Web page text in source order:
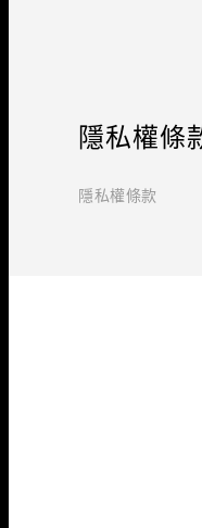
隱私權條
隱私權條款